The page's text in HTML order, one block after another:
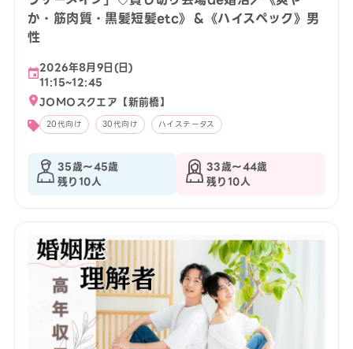
か・筋肉質・黒髪短髪etc》＆《ハイスペック》男
性
2026年8月9日(日)
11:15~12:45
JOMOスクエア【新前橋】
20代向け 30代向け ハイステータス
35歳〜45歳
残り10人
33歳〜44歳
残り10人